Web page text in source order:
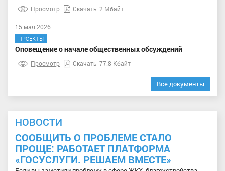
Просмотр Скачать 2 Мбайт
15 мая 2026
ПРОЕКТЫ
Оповещение о начале общественных обсуждений
Просмотр Скачать 77.8 Кбайт
Все документы
НОВОСТИ
СООБЩИТЬ О ПРОБЛЕМЕ СТАЛО
ПРОЩЕ: РАБОТАЕТ ПЛАТФОРМА
«ГОСУСЛУГИ. РЕШАЕМ ВМЕСТЕ»